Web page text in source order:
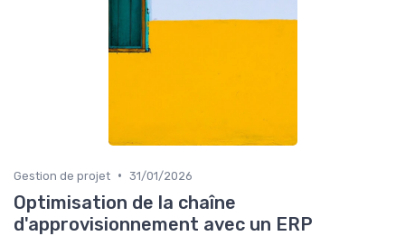
Gestion de projet • 31/01/2026
Optimisation de la chaîne
d'approvisionnement avec un ERP